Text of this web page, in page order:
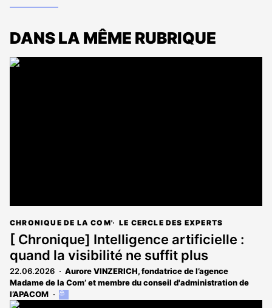
DANS LA MÊME RUBRIQUE
CHRONIQUE DE LA COM' LE CERCLE DES EXPERTS
[ Chronique] Intelligence artificielle :
quand la visibilité ne suffit plus
22.06.2026
Aurore VINZERICH, fondatrice de l’agence
Madame de la Com’ et membre du conseil d'administration de
l’APACOM
Cet